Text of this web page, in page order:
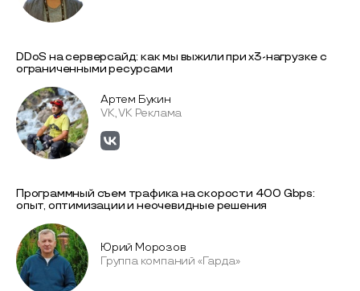
DDoS на серверсайд: как мы выжили при x3-нагрузке с
ограниченными ресурсами
Артем Букин
VK, VK Реклама
Программный съем трафика на скорости 400 Gbps:
опыт, оптимизации и неочевидные решения
Юрий Морозов
Группа компаний «Гарда»